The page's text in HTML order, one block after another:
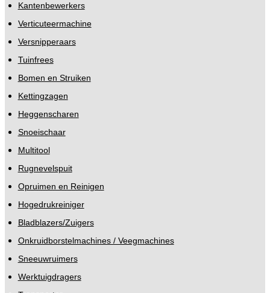
Kantenbewerkers
Verticuteermachine
Versnipperaars
Tuinfrees
Bomen en Struiken
Kettingzagen
Heggenscharen
Snoeischaar
Multitool
Rugnevelspuit
Opruimen en Reinigen
Hogedrukreiniger
Bladblazers/Zuigers
Onkruidborstelmachines / Veegmachines
Sneeuwruimers
Werktuigdragers